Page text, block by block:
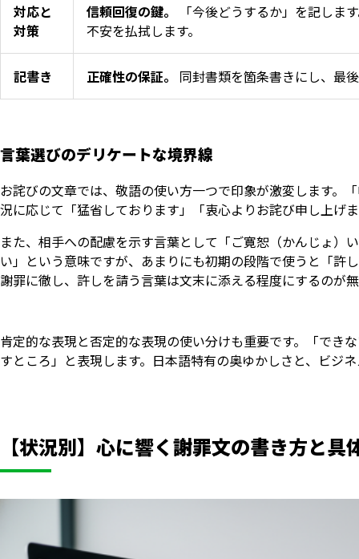
対応と
対策
信頼回復の鍵。
「今後どうするか」を記しま
不安を払拭します。
記書き 正確性の保証。 同封書類を箇条書きにし、最
言葉選びのデリケートな境界線
お詫びの文章では、敬語の使い方一つで印象が激変します。
況に応じて「猛省しております」「衷心よりお詫び申し上げ
また、相手への配慮を示す言葉として「ご寛恕（かんじょ）
い」という意味ですが、あまりにも初期の段階で使うと「許
謝罪に徹し、許しを請う言葉は文末に添える程度にするのが
肯定的な表現と否定的な表現の使い分けも重要です。「でき
すところ」と表現します。日本語特有の奥ゆかしさと、ビジ
【状況別】心に響く謝罪文の書き方と具